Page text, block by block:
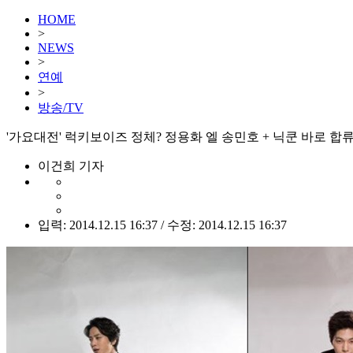
HOME
>
NEWS
>
연예
>
방송/TV
'가요대전' 럭키보이즈 정체? 정용화 엘 송민호 + 닉쿤 바로 합
이건희 기자
입력: 2014.12.15 16:37 / 수정: 2014.12.15 16:37